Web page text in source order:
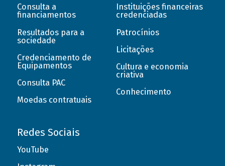
Consulta a
financiamentos
Resultados para a
sociedade
Credenciamento de
Equipamentos
Consulta PAC
Moedas contratuais
Instituições financeiras
credenciadas
Patrocínios
Licitações
Cultura e economia
criativa
Conhecimento
Redes Sociais
YouTube